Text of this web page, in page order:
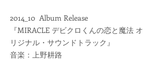
2014_10 Album Release
『MIRACLE デビクロくんの恋と魔法 オ
リジナル・サウンドトラック』
音楽：上野耕路